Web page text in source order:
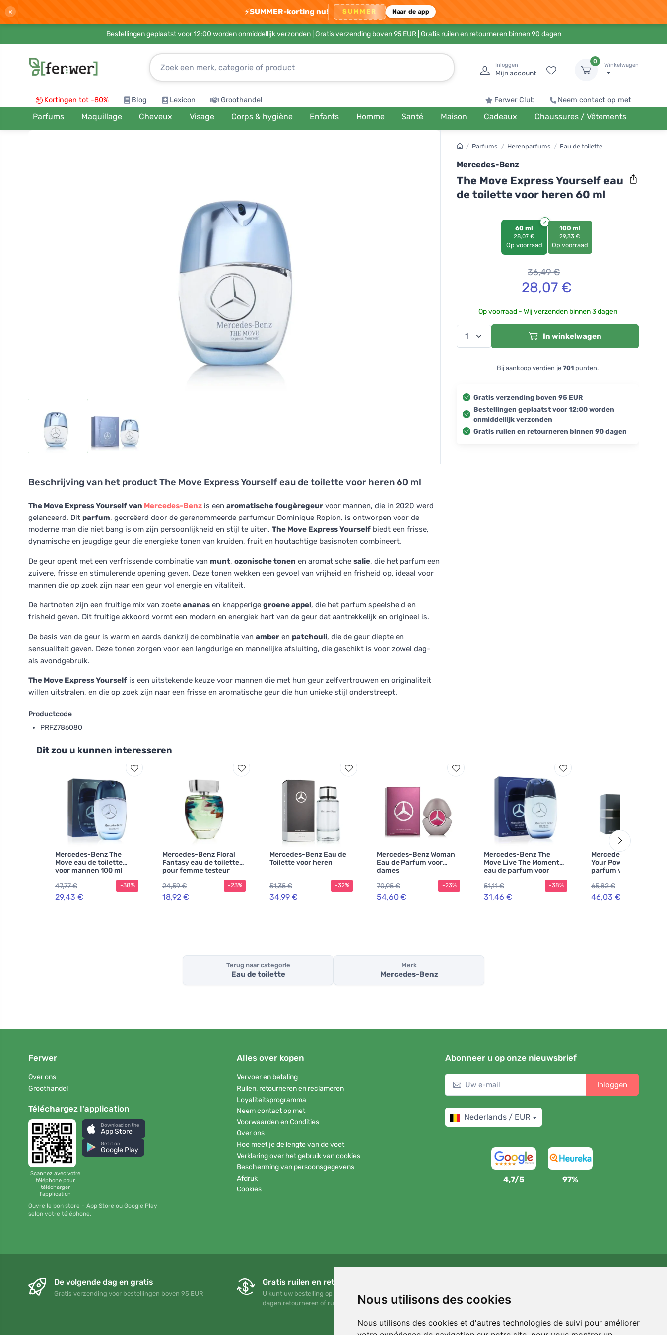
Nous utilisons des cookies
Nous utilisons des cookies et d'autres technologies de suivi pour améliorer
× ⚡SUMMER-korting nu! SUMMER Naar de app
Bestellingen geplaatst voor 12:00 worden onmiddellijk verzonden | Gratis verzending boven 95 EUR| Gratis ruilen en retourneren binnen 90 dagen
Inloggen
Mijn account
0
Winkelwagen
Kortingen tot -80% Blog Lexicon Groothandel Ferwer Club Neem contact op met
Parfums Maquillage Cheveux Visage Corps & hygiène Enfants Homme Santé Maison Cadeaux Chaussures / Vêtements
Beschrijving van het productThe Move Express Yourself eau de toilette voor heren 60 ml
The Move Express Yourself van Mercedes-Benz is een aromatische fougèregeur voor mannen, die in 2020 werd
gelanceerd. Dit parfum, gecreëerd door de gerenommeerde parfumeur Dominique Ropion, is ontworpen voor de
moderne man die niet bang is om zijn persoonlijkheid en stijl te uiten. The Move Express Yourself biedt een frisse,
dynamische en jeugdige geur die energieke tonen van kruiden, fruit en houtachtige basisnoten combineert.
De geur opent met een verfrissende combinatie van munt, ozonische tonen en aromatische salie, die het parfum een
zuivere, frisse en stimulerende opening geven. Deze tonen wekken een gevoel van vrijheid en frisheid op, ideaal voor
mannen die op zoek zijn naar een geur vol energie en vitaliteit.
De hartnoten zijn een fruitige mix van zoete ananas en knapperige groene appel, die het parfum speelsheid en
frisheid geven. Dit fruitige akkoord vormt een modern en energiek hart van de geur dat aantrekkelijk en origineel is.
De basis van de geur is warm en aards dankzij de combinatie van amber en patchouli, die de geur diepte en
sensualiteit geven. Deze tonen zorgen voor een langdurige en mannelijke afsluiting, die geschikt is voor zowel dag-
als avondgebruik.
The Move Express Yourself is een uitstekende keuze voor mannen die met hun geur zelfvertrouwen en originaliteit
willen uitstralen, en die op zoek zijn naar een frisse en aromatische geur die hun unieke stijl onderstreept.
Productcode
PRFZ786080
/ Parfums / Herenparfums / Eau de toilette
Mercedes-Benz
The Move Express Yourself eau
de toilette voor heren 60 ml
60 ml
28,07 €
Op voorraad
100 ml
29,33 €
Op voorraad
36,49€
28,07 €
Op voorraad - Wij verzenden binnen 3 dagen
In winkelwagen
Bij aankoop verdien je 701 punten.
Gratis verzending boven 95 EUR
Bestellingen geplaatst voor 12:00 worden
onmiddellijk verzonden
Gratis ruilen en retourneren binnen 90 dagen
Dit zou u kunnen interesseren
Mercedes-Benz The
Move eau de toilette
voor mannen 100 ml
47,77 €
29,43 €
-38%
Mercedes-Benz Floral
Fantasy eau de toilette
pour femme testeur
24,59 €
18,92 €
-23%
Mercedes-Benz Eau de
Toilette voor heren
51,35 €
34,99 €
-32%
Mercedes-Benz Woman
Eau de Parfum voor
dames
70,95 €
54,60 €
-23%
Mercedes-Benz The
Move Live The Moment
eau de parfum voor
51,11 €
31,46 €
-38%
Mercedes-Benz Sign
Your Power eau de
parfum voor mannen
65,82 €
46,03 €
Terug naar categorie
Eau de toilette
Merk
Mercedes-Benz
Ferwer
Over ons
Groothandel
Téléchargez l'application
Scannez avec votre
téléphone pour
télécharger
l'application
Download on the
App Store
Get it on
Google Play
Ouvre le bon store – App Store ou Google Play
selon votre téléphone.
Alles over kopen
Vervoer en betaling
Ruilen, retourneren en reclameren
Loyaliteitsprogramma
Neem contact op met
Voorwaarden en Condities
Over ons
Hoe meet je de lengte van de voet
Verklaring over het gebruik van cookies
Bescherming van persoonsgegevens
Afdruk
Cookies
Abonneer u op onze nieuwsbrief
Inloggen
Nederlands / EUR
4,7/5 97%
De volgende dag en gratis
Gratis verzending voor bestellingen boven 95 EUR
Gratis ruilen en retourneren
U kunt uw bestelling op elk gewenst moment binnen 90
dagen retourneren of ruilen
Voor elke bestelling planten we een boom! Lees meer
Over ons.